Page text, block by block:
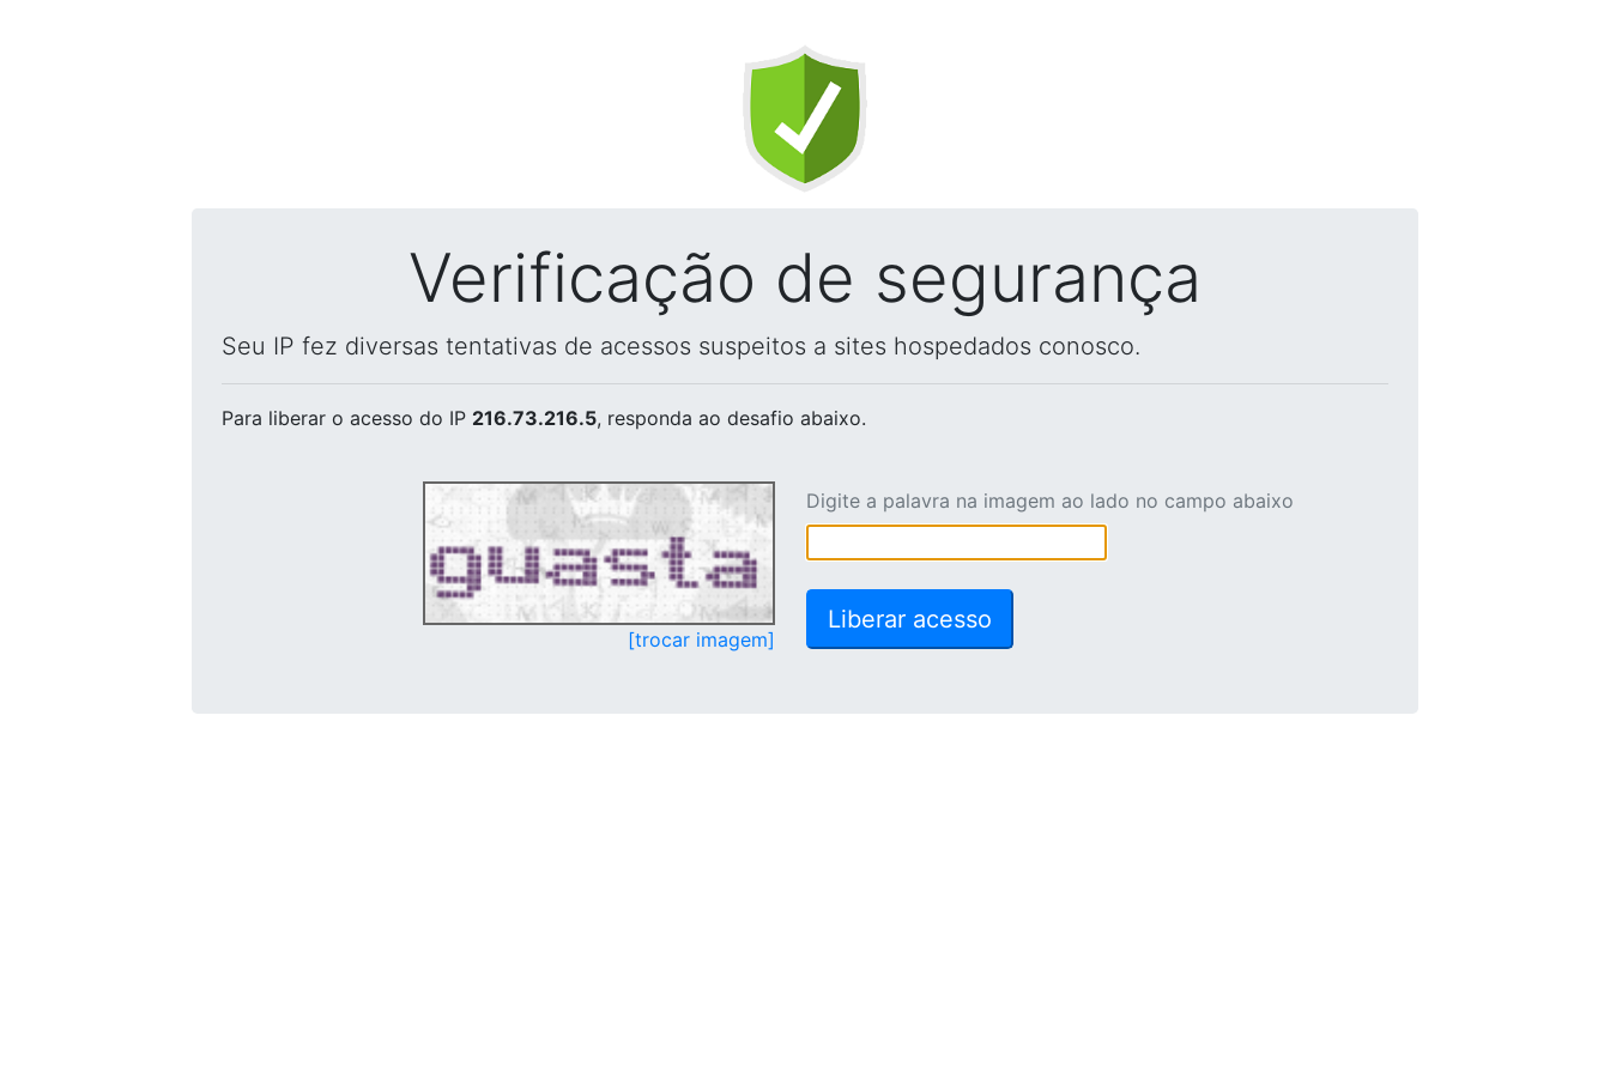
Verificação de segurança
Seu IP fez diversas tentativas de acessos suspeitos a sites hospedados conosco.
Para liberar o acesso do IP 216.73.216.5, responda ao desafio abaixo.
[trocar imagem]
Digite a palavra na imagem ao lado no campo abaixo